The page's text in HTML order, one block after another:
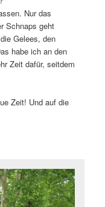
Nur das
Schnaps geht
Gelees, den
habe ich an den
Zeit dafür, seitdem
Zeit! Und auf die